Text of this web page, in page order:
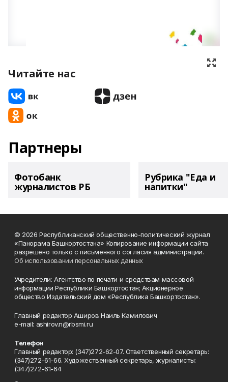
Читайте нас
Партнеры
Фотобанк
журналистов РБ
Рубрика "Еда и
напитки"
© 2026 Республиканский общественно-политический журнал
«Панорама Башкортостана» Копирование информации сайта
разрешено только с письменного согласия администрации.
Об использовании персональных данных
Учредители: Агентство по печати и средствам массовой
информации Республики Башкортостан; Акционерное
общество Издательский дом «Республика Башкортостан».
Главный редактор Аширов Наиль Камилович
e-mail: ashirov.n@rbsmi.ru
Телефон
Главный редактор: (347)272-62-07. Ответственный секретарь:
(347)272-61-66. Художественный секретарь, журналисты:
(347)272-61-64